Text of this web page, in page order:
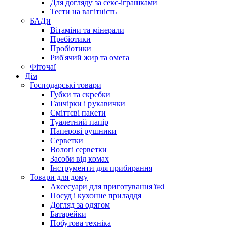
Для догляду за секс-іграшками
Тести на вагітність
БАДи
Вітаміни та мінерали
Пребіотики
Пробіотики
Риб'ячий жир та омега
Фіточаї
Дім
Господарські товари
Губки та скребки
Ганчірки і рукавички
Сміттєві пакети
Туалетний папір
Паперові рушники
Серветки
Вологі серветки
Засоби від комах
Інструменти для прибирання
Товари для дому
Аксесуари для приготування їжі
Посуд і кухонне приладдя
Догляд за одягом
Батарейки
Побутова техніка